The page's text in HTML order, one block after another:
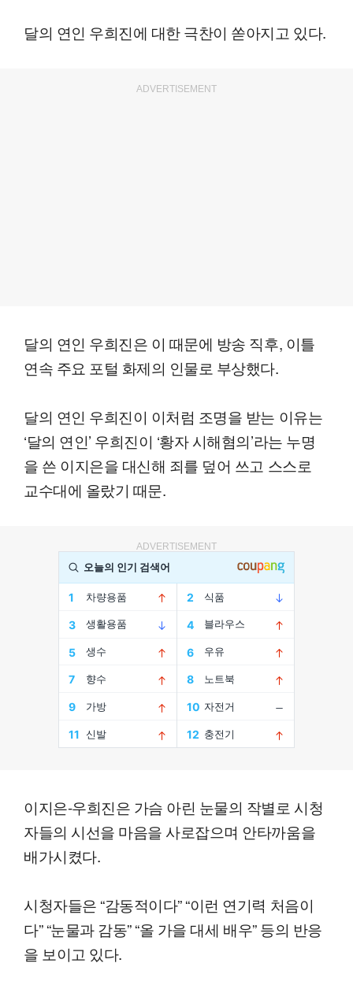
달의 연인 우희진에 대한 극찬이 쏟아지고 있다.
ADVERTISEMENT
달의 연인 우희진은 이 때문에 방송 직후, 이틀
연속 주요 포털 화제의 인물로 부상했다.
달의 연인 우희진이 이처럼 조명을 받는 이유는
‘달의 연인’ 우희진이 ‘황자 시해혐의’라는 누명
을 쓴 이지은을 대신해 죄를 덮어 쓰고 스스로
교수대에 올랐기 때문.
ADVERTISEMENT
이지은-우희진은 가슴 아린 눈물의 작별로 시청
자들의 시선을 마음을 사로잡으며 안타까움을
배가시켰다.
시청자들은 “감동적이다” “이런 연기력 처음이
다” “눈물과 감동” “올 가을 대세 배우” 등의 반응
을 보이고 있다.